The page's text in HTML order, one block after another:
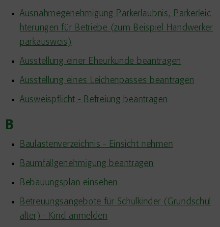
Ausnahmegenehmigung Parkerlaubnis, Parkerleic
hterungen für Betriebe (zum Beispiel Handwerker
parkausweis)
Ausstellung einer Eheurkunde beantragen
Ausstellung eines Leichenpasses beantragen
Ausweispflicht - Befreiung beantragen
B
Baulastenverzeichnis - Einsicht nehmen
Baumfällgenehmigung beantragen
Bebauungsplan einsehen
Betreuungsangebote für Schulkinder (Grundschul
alter) - Kind anmelden